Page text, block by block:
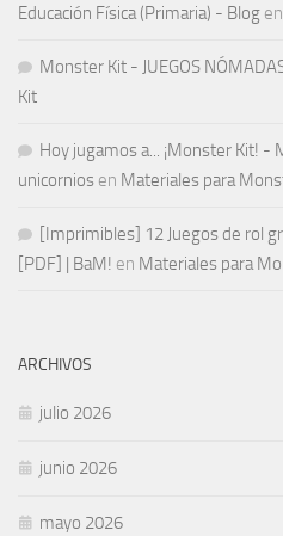
Educación Física (Primaria) - Blog en
Monster Kit - JUEGOS
Kit
Hoy jugamos a... ¡Monster Kit! -
unicornios en Materiales para
[Imprimibles] 12 Juegos de rol
[PDF] | BaM! en Materiales para
ARCHIVOS
julio 2026
junio 2026
mayo 2026